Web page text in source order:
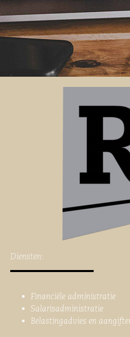
Diensten:
Financiële administratie
Salarisadministratie
Belastingadvies en